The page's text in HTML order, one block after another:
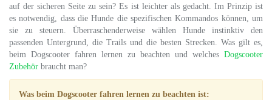
auf der sicheren Seite zu sein? Es ist leichter als gedacht. Im Prinzip ist
es notwendig, dass die Hunde die spezifischen Kommandos können, um
sie zu steuern. Überraschenderweise wählen Hunde instinktiv den
passenden Untergrund, die Trails und die besten Strecken. Was gilt es,
beim Dogscooter fahren lernen zu beachten und welches Dogscooter
Zubehör braucht man?
Was beim Dogscooter fahren lernen zu beachten ist: